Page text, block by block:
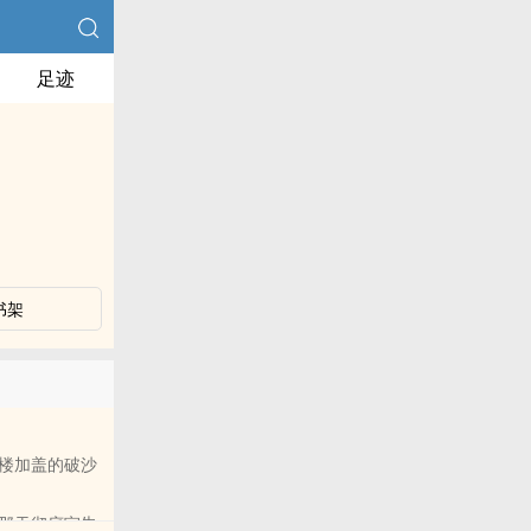
足迹
架
加盖的破沙
天彻底宣告